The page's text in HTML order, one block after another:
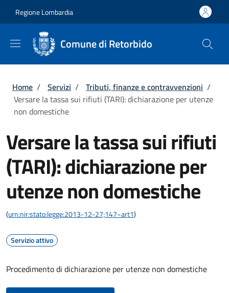
Regione Lombardia
Comune di Retorbido
Briciole di pane
Home / Servizi / Tributi, finanze e contravvenzioni /
Versare la tassa sui rifiuti (TARI): dichiarazione per utenze
non domestiche
Versare la tassa sui rifiuti
(TARI): dichiarazione per
utenze non domestiche
(urn:nir:stato:legge:2013-12-27;147~art1)
Servizio attivo
Procedimento di dichiarazione per utenze non domestiche